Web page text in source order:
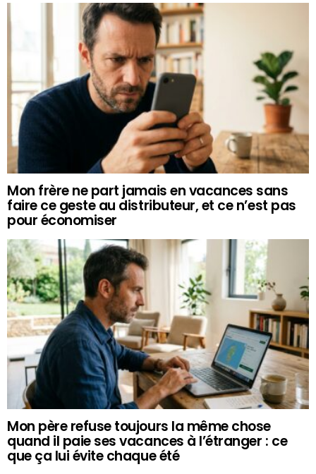
Mon frère ne part jamais en vacances sans
faire ce geste au distributeur, et ce n’est pas
pour économiser
Mon père refuse toujours la même chose
quand il paie ses vacances à l’étranger : ce
que ça lui évite chaque été